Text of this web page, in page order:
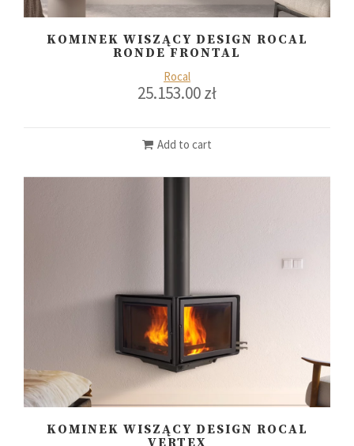
KOMINEK WISZĄCY DESIGN ROCAL
RONDE FRONTAL
Rocal
25.153.00zł
Add to cart
KOMINEK WISZĄCY DESIGN ROCAL
VERTEX